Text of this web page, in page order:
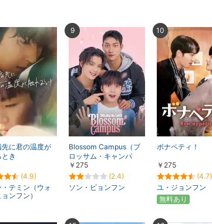
先に君の温度が
き
(4.9)
・テミン（ウォ
ンフン）
Blossom Campus（ブ
ロッサム・キャンパ
ス）
￥275
(2.4)
ソン・ビョンフン
9
ボナペティ！
￥275
(4.7)
ユ・ジョンフン
10
無料あり